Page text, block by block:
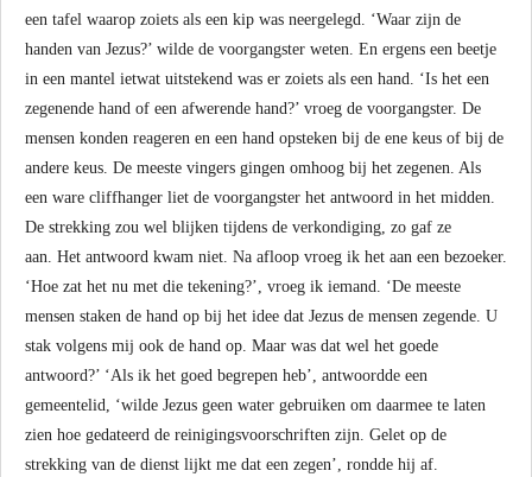
een tafel waarop zoiets als een kip was neergelegd. ‘Waar zijn de
handen van Jezus?’ wilde de voorgangster weten. En ergens een beetje
in een mantel ietwat uitstekend was er zoiets als een hand. ‘Is het een
zegenende hand of een afwerende hand?’ vroeg de voorgangster. De
mensen konden reageren en een hand opsteken bij de ene keus of bij de
andere keus. De meeste vingers gingen omhoog bij het zegenen. Als
een ware cliffhanger liet de voorgangster het antwoord in het midden.
De strekking zou wel blijken tijdens de verkondiging, zo gaf ze
aan. Het antwoord kwam niet. Na afloop vroeg ik het aan een bezoeker.
‘Hoe zat het nu met die tekening?’, vroeg ik iemand. ‘De meeste
mensen staken de hand op bij het idee dat Jezus de mensen zegende. U
stak volgens mij ook de hand op. Maar was dat wel het goede
antwoord?’ ‘Als ik het goed begrepen heb’, antwoordde een
gemeentelid, ‘wilde Jezus geen water gebruiken om daarmee te laten
zien hoe gedateerd de reinigingsvoorschriften zijn. Gelet op de
strekking van de dienst lijkt me dat een zegen’, rondde hij af.